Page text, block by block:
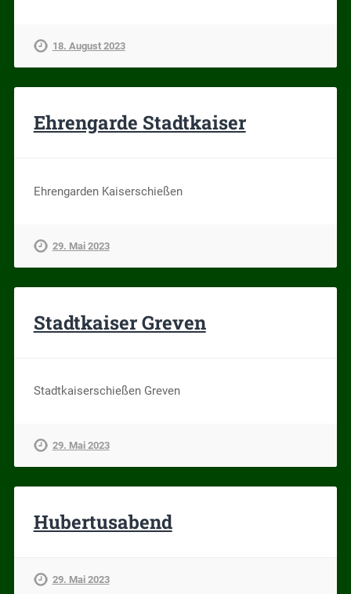
18. August 2023
Ehrengarde Stadtkaiser
Ehrengarden Kaiserschießen
29. Mai 2023
Stadtkaiser Greven
Stadtkaiserschießen Greven
29. Mai 2023
Hubertusabend
29. Mai 2023